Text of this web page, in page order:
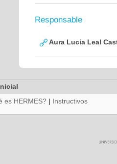
Responsable
Aura Lucia Leal
es HERMES? | Instructivos